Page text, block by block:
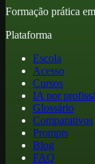
Formação prática
Plataforma
Escola
Acesso
Cursos
IA por
Glossário
Comparativos
Prompts
Blog
FAQ